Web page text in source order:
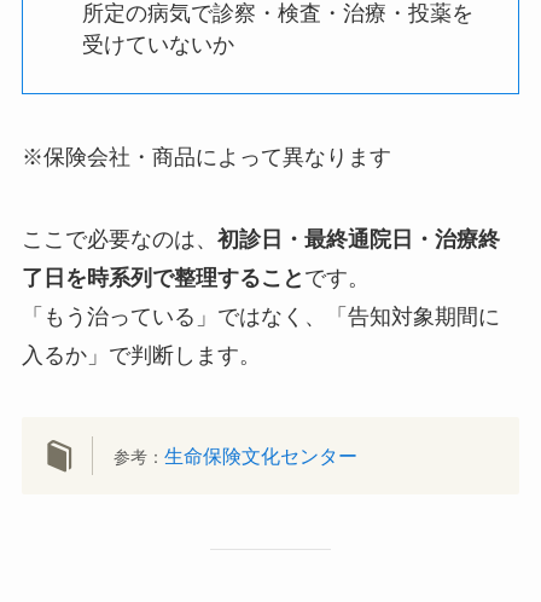
所定の病気で診察・検査・治療・投薬を
受けていないか
※保険会社・商品によって異なります
ここで必要なのは、 初診日・最終通院日・治療終
了日を時系列で整理すること です。
「もう治っている」ではなく、「告知対象期間に
入るか」で判断します。
参考：生命保険文化センター